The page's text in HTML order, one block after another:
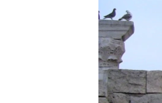
КРЫМ.НЕПОКОРЕННЫЙ
УКРАИНСКАЯ ПРОБЛЕМА КРЫМА